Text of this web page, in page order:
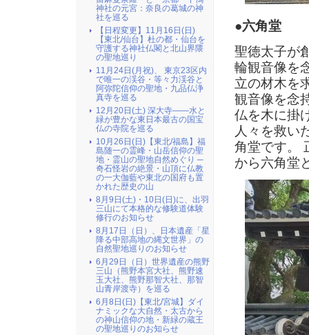
●六角堂
聖徳太子が
輪観音像を
立の材木を
観音像を念
仏を木に掛
人々を救い
角堂です。
から六角堂
神社の元宮：奈良の葛城の神
社を巡る
【日程変更】11月16日(日)
【東北/仙台】杜の都・仙台を
守護する神社仏閣と北山界隈
の聖地巡り
11月24日(月祝)、 東京23区内
で唯一の渓谷・等々力渓谷と
阿弥陀信仰の聖地・九品仏浄
真寺を巡る
12月20日(土) 深大寺――水と
緑が豊かな東日本最古の国宝
仏の寺院を巡る
10月26日(日)【東北/福島】福
島随一の霊峰・山岳信仰の聖
地・霊山の聖地自然めぐり ─
奇石怪岩の絶景・山頂に仏教
の一大伽藍や東北の国府も置
かれた歴史の山
8月9日(土)・10日(日)に、出羽
三山にて本格的な修験道体験
修行のお知らせ
8月17日（日）、日本遺産「星
降る中部高地の縄文世界」の
自然聖地巡りのお知らせ
6月29日（日）世界遺産の熊野
三山（熊野本宮大社、熊野速
玉大社、熊野那智大社、那智
山青岸渡寺）を巡る
6月8日(日)【東北/宮城】ダイ
ナミックな大自然・太古から
の神山信仰の地・新緑の蔵王
の聖地巡りのお知らせ